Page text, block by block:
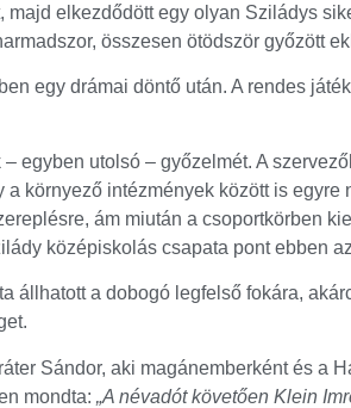
elkezdődött egy olyan Sziládys
összesen ötödször győzött
egy drámai döntő után. A rendes
egyben utolsó – győzelmét. A
környező intézmények között is
ám miután a csoportkörben
középiskolás csapata pont ebben
állhatott a dobogó legfelső fokára,
Sándor, aki magánemberként és a
mondta: „A névadót követően Klein